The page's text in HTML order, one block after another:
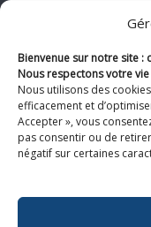
Bienvenue sur notre site :
Nous respectons votre
Nous utilisons des
efficacement et
Accepter », vous
pas consentir ou de
négatif sur certaines
Devenir membre